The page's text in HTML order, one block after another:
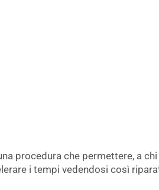
procedura che permettere, a
i tempi vedendosi così